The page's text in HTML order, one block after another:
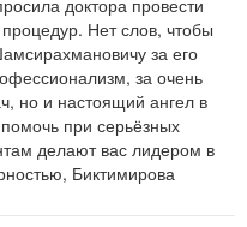
доктора провести
Нет слов, чтобы
за его
за очень
но и настоящий ангел в
при серьёзных
делают вас лидером в
Биктимирова